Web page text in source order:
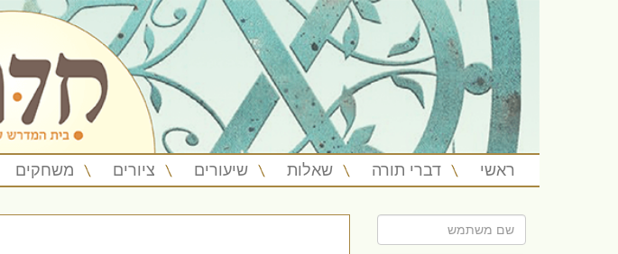
ראשי דברי תורה שאלות שיעורים ציורים משחקים